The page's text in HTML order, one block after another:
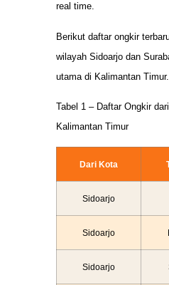
real time.
Berikut daftar ongkir
wilayah Sidoarjo dan
utama di Kalimantan Timur.
Tabel 1 – Daftar Ongkir
Kalimantan Timur
Dari Kota
Sidoarjo
Sidoarjo
Sidoarjo